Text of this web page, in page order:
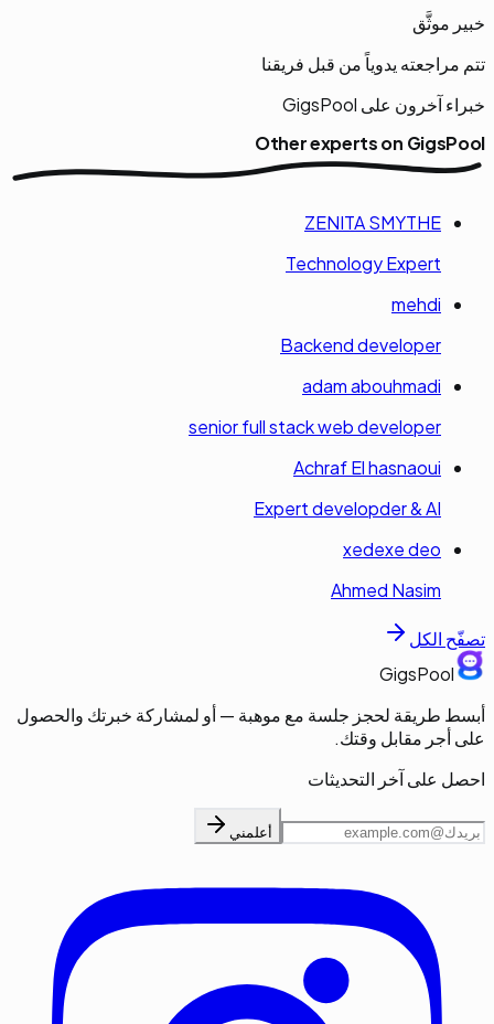
خبير موثَّق
تتم مراجعته يدوياً من قبل فريقنا
خبراء آخرون على GigsPool
Other experts on GigsPool
ZENITA SMYTHE
Technology Expert
mehdi
Backend developer
adam abouhmadi
senior full stack web developer
Achraf El hasnaoui
Expert developder & AI
xedexe deo
Ahmed Nasim
تصفّح الكل
GigsPool
أبسط طريقة لحجز جلسة مع موهبة — أو لمشاركة خبرتك والحصول
على أجر مقابل وقتك.
احصل على آخر التحديثات
أعلمني